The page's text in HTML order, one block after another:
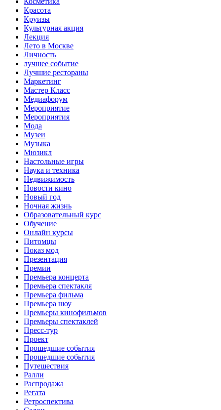
Красота
Круизы
Культурная акция
Лекция
Лето в Москве
Личность
лучшее событие
Лучшие рестораны
Маркетинг
Мастер Класс
Медиафорум
Мероприятие
Мероприятия
Мода
Музеи
Музыка
Мюзикл
Настольные игры
Наука и техника
Недвижимость
Новости кино
Новый год
Ночная жизнь
Образовательный курс
Обучение
Онлайн курсы
Питомцы
Показ мод
Презентация
Премии
Премьера концерта
Премьера спектакля
Премьера фильма
Премьера шоу
Премьеры кинофильмов
Премьеры спектаклей
Пресс-тур
Проект
Прошедшие события
Прошедшие события
Путешествия
Ралли
Распродажа
Регата
Ретроспектива